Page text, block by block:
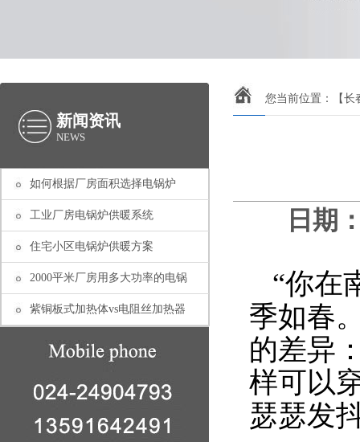
新闻资讯
NEWS
如何根据厂房面积选择电锅炉
工业厂房电锅炉供暖系统
住宅小区电锅炉供暖方案
2000平米厂房用多大功率的电锅
紫铜板式加热体vs电阻丝加热器
您当前位置： 【
日期
“你在
季如春
的差异
样可以
瑟瑟发